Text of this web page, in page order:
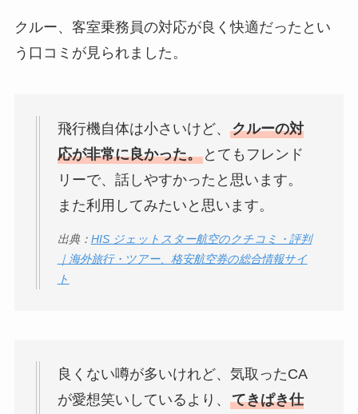
クルー、客室乗務員の対応が良く快適だったとい
う口コミが見られました。
飛行機自体は小さいけど、 クルーの対
応が非常に良かった。とてもフレンド
リーで、話しやすかったと思います。
また利用してみたいと思います。
出典： HIS ジェットスター航空のクチコミ・評判
｜海外旅行・ツアー、格安航空券の総合情報サイ
ト
良くない噂が多いけれど、気取ったCA
が愛想笑いしているより、 てきぱき仕